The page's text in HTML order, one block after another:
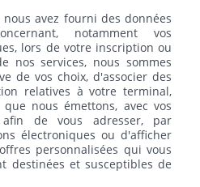
avez fourni des données
notamment vos
lors de votre inscription ou
nos services, nous sommes
de vos choix, d'associer des
relatives à votre terminal,
nous émettons, avec vos
afin de vous adresser, par
électroniques ou d'afficher
personnalisées qui vous
destinées et susceptibles de